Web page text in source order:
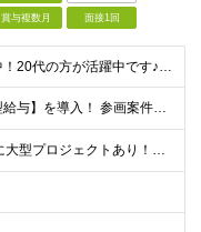
賞与複数月 面接1回
《未経験者積極採用中！20代の方が活躍中です♪》 ◎約4割が実務未経験入社！ ■学歴・職歴は一切問いません！ ■第二新卒の方もお気軽にご相談ください♪ ■入社してから数年は、転勤の可能性があります
当社では【単価連動型給与】を導入！ 参画案件の契約単価に連動して給与が決定。 還元率は単価の【70％～80％】と東証プライム上場グループとして高水準です！（社会保険料・教育コスト含む） ■関東：月給
【全国45都道府県】に大型プロジェクトあり！※ 四国・沖縄を除く 主要勤務地： 北海道/宮城県/栃木県/埼玉県/千葉県/東京都/神奈川県/愛知県/大阪府/京都府/兵庫県/広島県/福岡県/熊本県 ※勤